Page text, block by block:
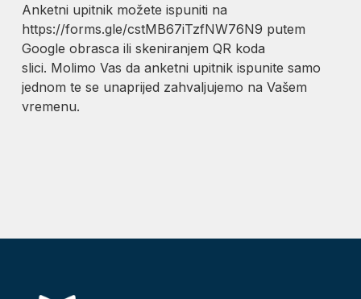
Anketni upitnik možete ispuniti na
https://forms.gle/cstMB67iTzfNW76N9 putem
Google obrasca ili skeniranjem QR koda
slici. Molimo Vas da anketni upitnik ispunite samo
jednom te se unaprijed zahvaljujemo na Vašem
vremenu.